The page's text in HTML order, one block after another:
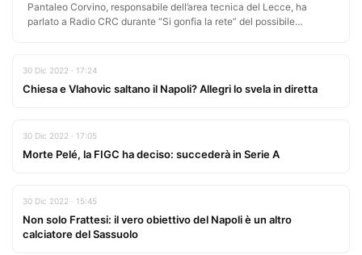
Pantaleo Corvino, responsabile dell’area tecnica del Lecce, ha
parlato a Radio CRC durante “Si gonfia la rete” del possibile
30 Dic 2022 · 17:24
Chiesa e Vlahovic saltano il Napoli? Allegri lo svela in diretta
30 Dic 2022 · 17:05
Morte Pelé, la FIGC ha deciso: succederà in Serie A
30 Dic 2022 · 15:45
Non solo Frattesi: il vero obiettivo del Napoli è un altro
calciatore del Sassuolo